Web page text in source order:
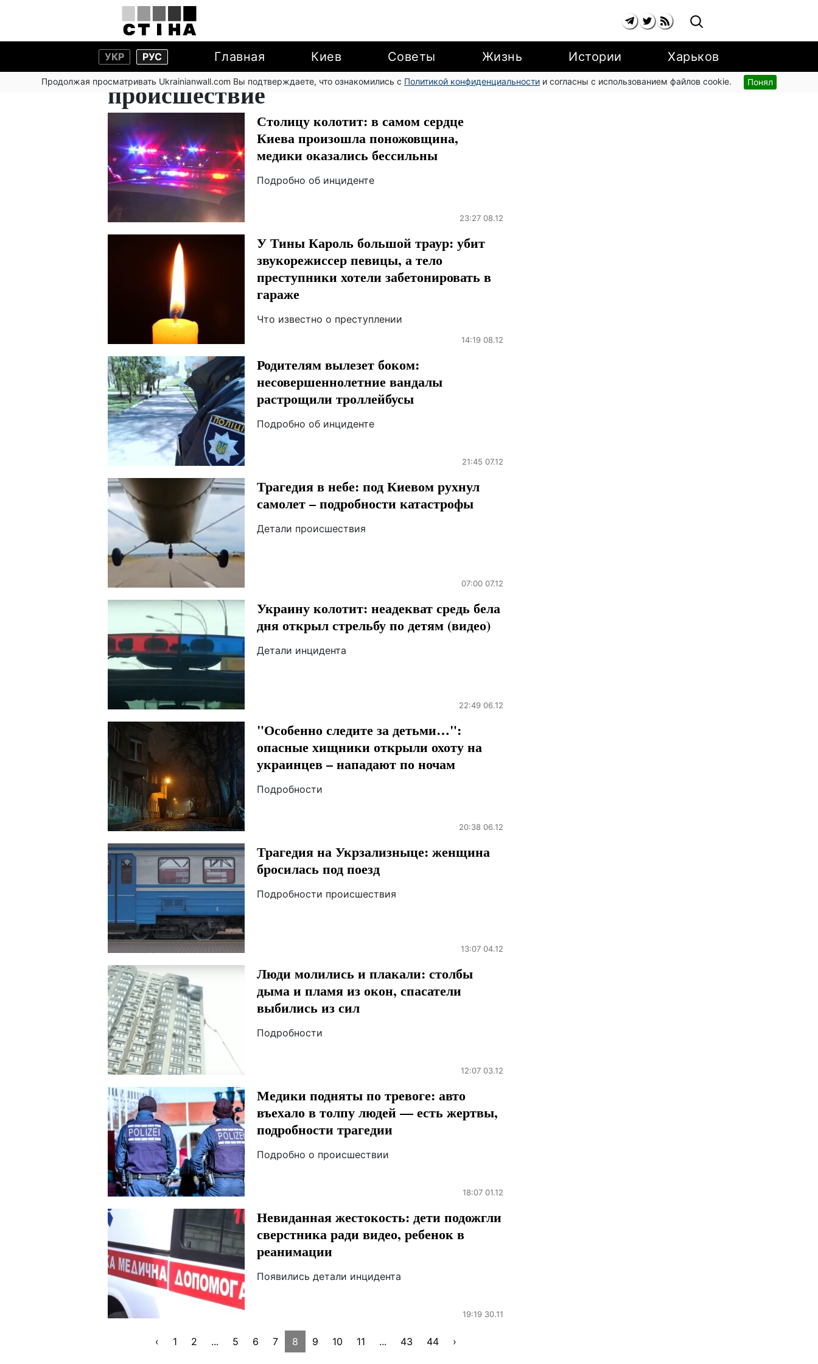
УКР РУС Главная Киев Советы Жизнь Истории Харьков
Продолжая просматривать Ukrainianwall.com Вы подтверждаете, что ознакомились с Политикой конфиденциальности и согласны с использованием файлов cookie. Понял
происшествие
Столицу колотит: в самом сердце
Киева произошла поножовщина,
медики оказались бессильны
Подробно об инциденте
23:27 08.12
У Тины Кароль большой траур: убит
звукорежиссер певицы, а тело
преступники хотели забетонировать в
гараже
Что известно о преступлении
14:19 08.12
Родителям вылезет боком:
несовершеннолетние вандалы
растрощили троллейбусы
Подробно об инциденте
21:45 07.12
Трагедия в небе: под Киевом рухнул
самолет – подробности катастрофы
Детали происшествия
07:00 07.12
Украину колотит: неадекват средь бела
дня открыл стрельбу по детям (видео)
Детали инцидента
22:49 06.12
"Особенно следите за детьми…":
опасные хищники открыли охоту на
украинцев – нападают по ночам
Подробности
20:38 06.12
Трагедия на Укрзализныце: женщина
бросилась под поезд
Подробности происшествия
13:07 04.12
Люди молились и плакали: столбы
дыма и пламя из окон, спасатели
выбились из сил
Подробности
12:07 03.12
Медики подняты по тревоге: авто
въехало в толпу людей — есть жертвы,
подробности трагедии
Подробно о происшествии
18:07 01.12
Невиданная жестокость: дети подожгли
сверстника ради видео, ребенок в
реанимации
Появились детали инцидента
19:19 30.11
‹ 1 2 ... 5 6 7 8 9 10 11 ... 43 44 ›